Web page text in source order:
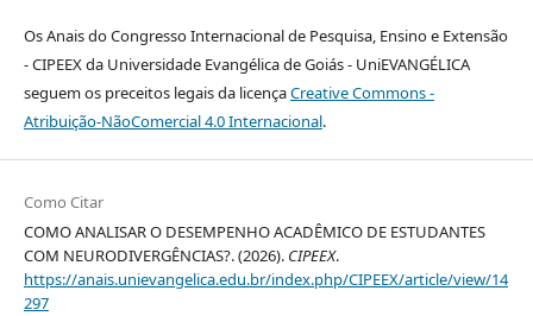
Os Anais do Congresso Internacional de Pesquisa, Ensino e Extensão
- CIPEEX da Universidade Evangélica de Goiás - UniEVANGÉLICA
seguem os preceitos legais da licençaCreative Commons -
Atribuição-NãoComercial 4.0 Internacional.
Como Citar
COMO ANALISAR O DESEMPENHO ACADÊMICO DE ESTUDANTES
COM NEURODIVERGÊNCIAS?. (2026). CIPEEX.
https://anais.unievangelica.edu.br/index.php/CIPEEX/article/view/14
297